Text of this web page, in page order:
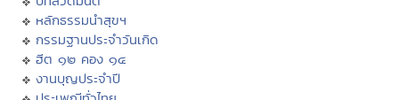
หลักธรรมนำสุขฯ
กรรมฐานประจำวันเกิด
ฮีต ๑๒ คอง ๑๔
งานบุญประจำปี